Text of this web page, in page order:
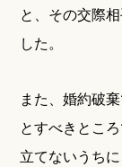
と、その交際
した。
また、婚約破
とすべきとこ
立てないうち